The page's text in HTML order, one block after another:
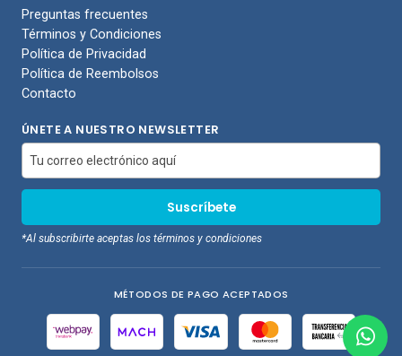
Preguntas frecuentes
Términos y Condiciones
Política de Privacidad
Política de Reembolsos
Contacto
ÚNETE A NUESTRO NEWSLETTER
*Al subscribirte aceptas los términos y condiciones
MÉTODOS DE PAGO ACEPTADOS